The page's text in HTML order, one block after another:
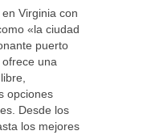
Virginia con
«la ciudad
puerto
una
opciones
Desde los
los mejores